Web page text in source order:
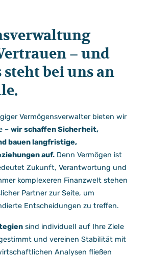
– und
steht bei uns an
Vermögensverwalter bieten wir
–wir schaffen Sicherheit,
bauen langfristige,
auf. Denn Vermögen ist
Zukunft, Verantwortung und
komplexeren Finanzwelt stehen
Partner zur Seite, um
Entscheidungen zu treffen.
sind individuell auf Ihre Ziele
und vereinen Stabilität mit
Analysen fließen